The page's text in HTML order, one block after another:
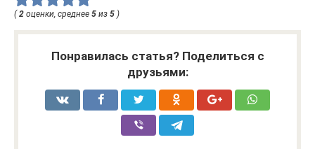
( 2 оценки, среднее 5 из 5 )
Понравилась статья? Поделиться с
друзьями: